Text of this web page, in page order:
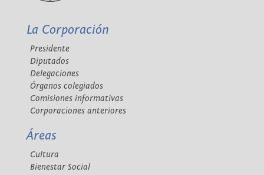
La Corporación
Presidente
Diputados
Delegaciones
Órganos colegiados
Comisiones informativas
Corporaciones anteriores
Áreas
Cultura
Bienestar Social